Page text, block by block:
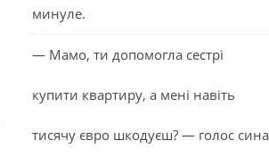
минуле.
— Мамо, ти допомогла сестрі
купити квартиру, а мені навіть
тисячу євро шкодуєш? — голос сина